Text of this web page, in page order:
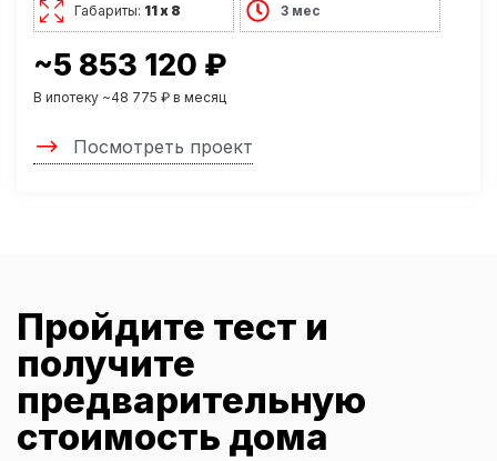
Габариты: 11 х 8 3 мес
~5 853 120 ₽
В ипотеку ~48 775 ₽ в месяц
Посмотреть проект
Пройдите тест и
получите
предварительную
стоимость дома